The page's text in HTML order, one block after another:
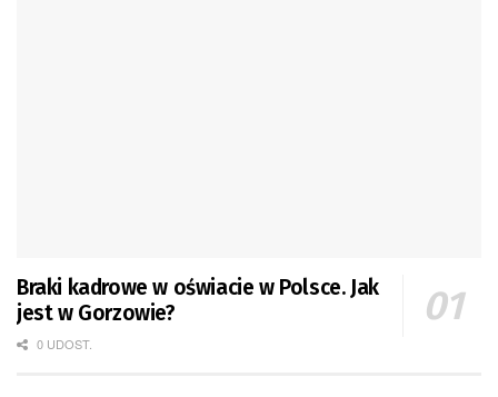
Braki kadrowe w oświacie w Polsce. Jak
jest w Gorzowie?
0 UDOST.